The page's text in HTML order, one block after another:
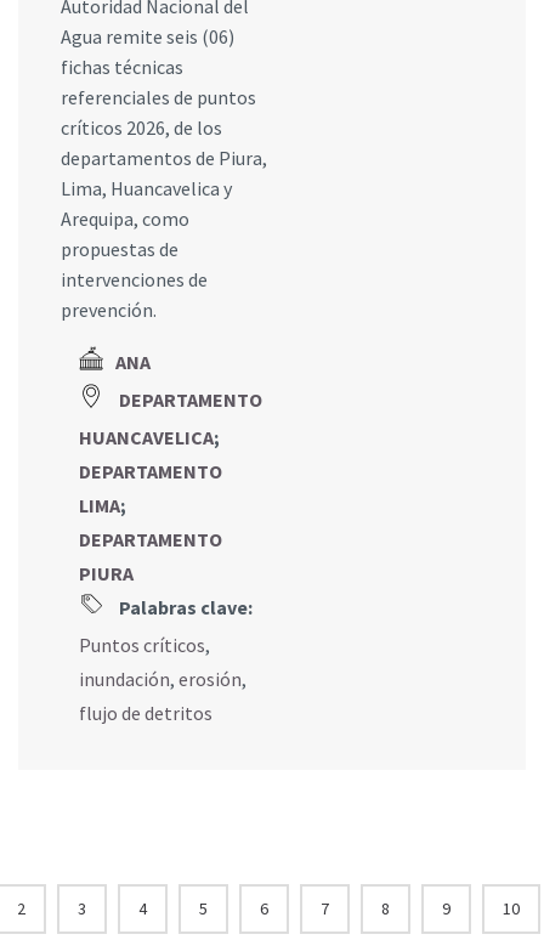
Autoridad Nacional del
Agua remite seis (06)
fichas técnicas
referenciales de puntos
críticos 2026, de los
departamentos de Piura,
Lima, Huancavelica y
Arequipa, como
propuestas de
intervenciones de
prevención.
ANA
DEPARTAMENTO
HUANCAVELICA;
DEPARTAMENTO
LIMA;
DEPARTAMENTO
PIURA
Palabras clave:
Puntos críticos,
inundación, erosión,
flujo de detritos
2 3 4 5 6 7 8 9 10